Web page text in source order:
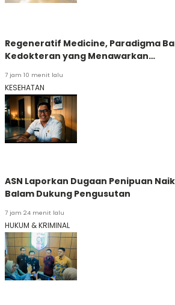
Regeneratif Medicine, Paradigma
Kedokteran yang Menawarkan…
7 jam 10 menit lalu
KESEHATAN
ASN Laporkan Dugaan Penipuan
Balam Dukung Pengusutan
7 jam 24 menit lalu
HUKUM & KRIMINAL